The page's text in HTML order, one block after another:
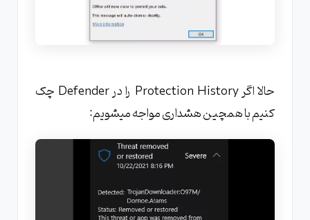
حالا اگر Protection History را در Defender چک
کنیم با همچین هشداری مواجه میشویم: